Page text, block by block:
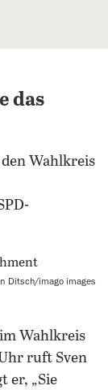
das
Wahlkreis
Ditsch/imago images
Wahlkreis
ruft Sven
er, „Sie